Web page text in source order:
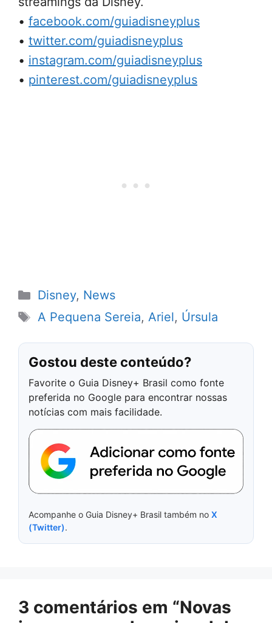
• facebook.com/guiadisneyplus
• twitter.com/guiadisneyplus
• instagram.com/guiadisneyplus
• pinterest.com/guiadisneyplus
Categorias
Disney, News
Tags
A Pequena Sereia, Ariel, Úrsula
Gostou deste conteúdo?
Favorite o Guia Disney+ Brasil como fonte
preferida no Google para encontrar nossas
notícias com mais facilidade.
Acompanhe o Guia Disney+ Brasil também no X
(Twitter).
3 comentários em “Novas